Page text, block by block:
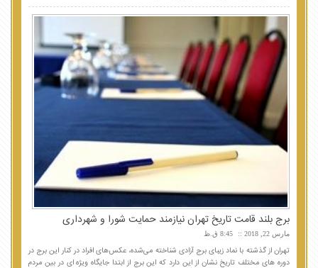
برج بلند قامت تاریخ تهران نیازمند حمایت شورا و شهرداری
مارس 22, 2018 8:45 ق.ظ
تهران از گذشته با نماد زیبای برج آزادی شناخته می‌شده، عکس‌های افراد در کنار این برج در
دوره های مختلف تاریخ نشان از این دارد که این برج از ابتدا جایگاه ویژه ای در بین مردم